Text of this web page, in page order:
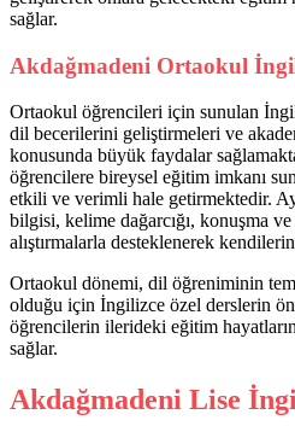
sağlar.
Akdağmadeni Ortaokul
Ortaokul öğrencileri için sunulan
dil becerilerini geliştirmeleri ve
konusunda büyük faydalar
öğrencilere bireysel eğitim imkanı
etkili ve verimli hale getirmektedir.
bilgisi, kelime dağarcığı, konuşma
alıştırmalarla desteklenerek
Ortaokul dönemi, dil öğreniminin
olduğu için İngilizce özel derslerin
öğrencilerin ilerideki eğitim
sağlar.
Akdağmadeni Lise